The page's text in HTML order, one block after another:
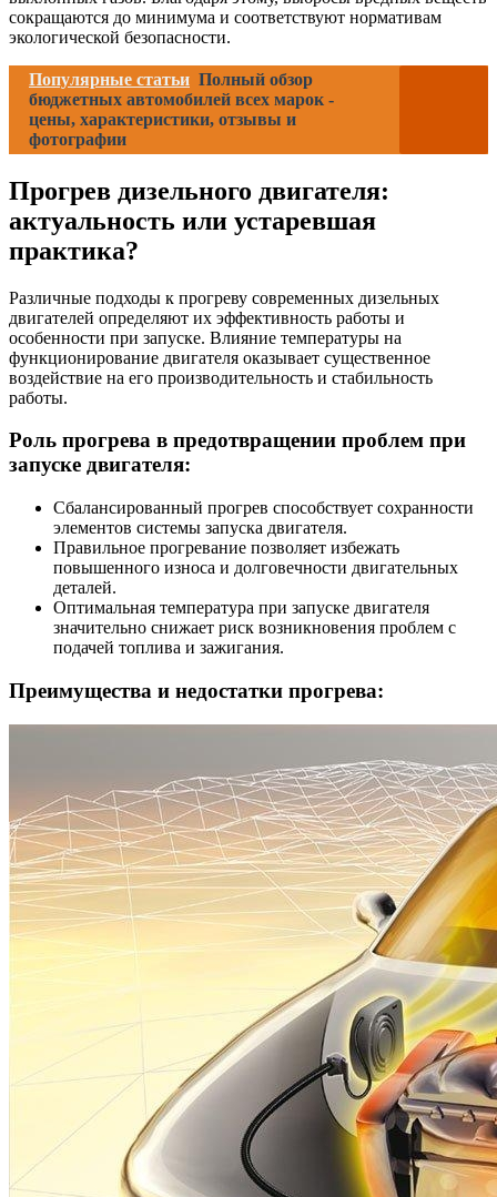
сокращаются до минимума и соответствуют нормативам
экологической безопасности.
Популярные статьи Полный обзор
бюджетных автомобилей всех марок -
цены, характеристики, отзывы и
фотографии
Прогрев дизельного двигателя:
актуальность или устаревшая
практика?
Различные подходы к прогреву современных дизельных
двигателей определяют их эффективность работы и
особенности при запуске. Влияние температуры на
функционирование двигателя оказывает существенное
воздействие на его производительность и стабильность
работы.
Роль прогрева в предотвращении проблем при
запуске двигателя:
Сбалансированный прогрев способствует сохранности
элементов системы запуска двигателя.
Правильное прогревание позволяет избежать
повышенного износа и долговечности двигательных
деталей.
Оптимальная температура при запуске двигателя
значительно снижает риск возникновения проблем с
подачей топлива и зажигания.
Преимущества и недостатки прогрева: